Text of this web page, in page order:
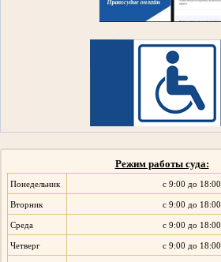
Режим работы суда:
Понедельник с 9:00 до 18:00
Вторник с 9:00 до 18:00
Среда с 9:00 до 18:00
Четверг с 9:00 до 18:00